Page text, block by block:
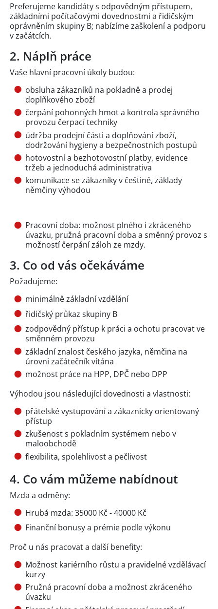
Preferujeme kandidáty s odpovědným přístupem,
základními počítačovými dovednostmi a řidičským
oprávněním skupiny B; nabízíme zaškolení a podporu
v začátcích.
2. Náplň práce
Vaše hlavní pracovní úkoly budou:
obsluha zákazníků na pokladně a prodej
doplňkového zboží
čerpání pohonných hmot a kontrola správného
provozu čerpací techniky
údržba prodejní části a doplňování zboží,
dodržování hygieny a bezpečnostních postupů
hotovostní a bezhotovostní platby, evidence
tržeb a jednoduchá administrativa
komunikace se zákazníky v češtině, základy
němčiny výhodou
Pracovní doba: možnost plného i zkráceného
úvazku, pružná pracovní doba a směnný provoz s
možností čerpání záloh ze mzdy.
3. Co od vás očekáváme
Požadujeme:
minimálně základní vzdělání
řidičský průkaz skupiny B
zodpovědný přístup k práci a ochotu pracovat ve
směnném provozu
základní znalost českého jazyka, němčina na
úrovni začátečník vítána
možnost práce na HPP, DPČ nebo DPP
Výhodou jsou následující dovednosti a vlastnosti:
přátelské vystupování a zákaznicky orientovaný
přístup
zkušenost s pokladním systémem nebo v
maloobchodě
flexibilita, spolehlivost a pečlivost
4. Co vám můžeme nabídnout
Mzda a odměny:
Hrubá mzda: 35000 Kč - 40000 Kč
Finanční bonusy a prémie podle výkonu
Proč u nás pracovat a další benefity:
Možnost kariérního růstu a pravidelné vzdělávací
kurzy
Pružná pracovní doba a možnost zkráceného
úvazku